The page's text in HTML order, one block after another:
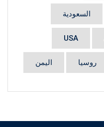
السعودية
USA
روسيا اليمن